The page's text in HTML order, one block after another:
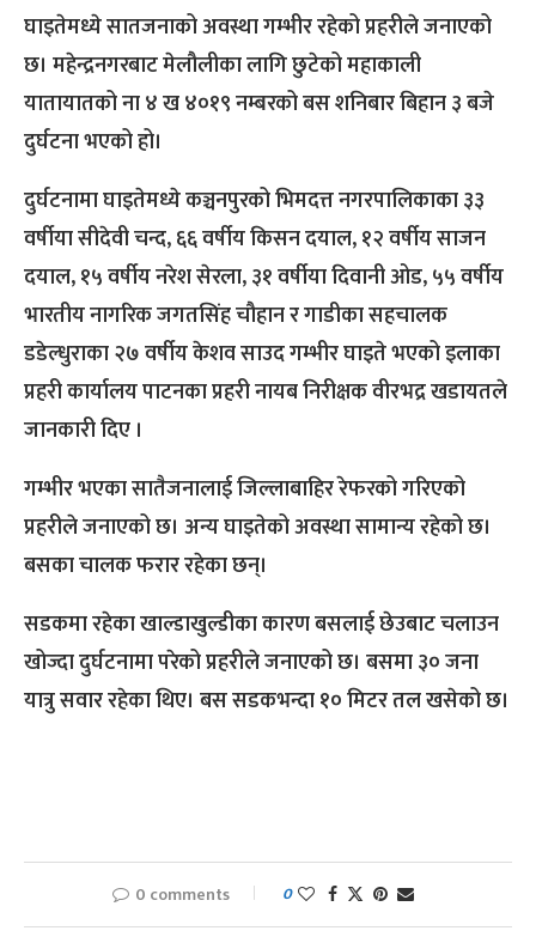
घाइतेमध्ये सातजनाको अवस्था गम्भीर रहेको प्रहरीले जनाएको
छ। महेन्द्रनगरबाट मेलौलीका लागि छुटेको महाकाली
यातायातको ना ४ ख ४०१९ नम्बरको बस शनिबार बिहान ३ बजे
दुर्घटना भएको हो।
दुर्घटनामा घाइतेमध्ये कञ्चनपुरको भिमदत्त नगरपालिकाका ३३
वर्षीया सीदेवी चन्द, ६६ वर्षीय किसन दयाल, १२ वर्षीय साजन
दयाल, १५ वर्षीय नरेश सेरला, ३१ वर्षीया दिवानी ओड, ५५ वर्षीय
भारतीय नागरिक जगतसिंह चौहान र गाडीका सहचालक
डडेल्धुराका २७ वर्षीय केशव साउद गम्भीर घाइते भएको इलाका
प्रहरी कार्यालय पाटनका प्रहरी नायब निरीक्षक वीरभद्र खडायतले
जानकारी दिए ।
गम्भीर भएका सातैजनालाई जिल्लाबाहिर रेफरको गरिएको
प्रहरीले जनाएको छ। अन्य घाइतेको अवस्था सामान्य रहेको छ।
बसका चालक फरार रहेका छन्।
सडकमा रहेका खाल्डाखुल्डीका कारण बसलाई छेउबाट चलाउन
खोज्दा दुर्घटनामा परेको प्रहरीले जनाएको छ। बसमा ३० जना
यात्रु सवार रहेका थिए। बस सडकभन्दा १० मिटर तल खसेको छ।
0 comments 0